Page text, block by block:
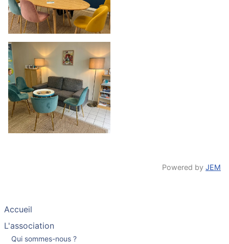
Powered by JEM
Accueil
L'association
Qui sommes-nous ?